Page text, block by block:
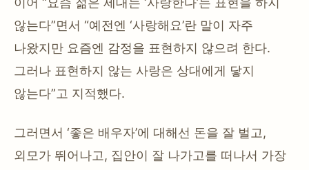
않는다”면서 “예전엔 ‘사랑해요’란 말이 자주
나왔지만 요즘엔 감정을 표현하지 않으려 한다.
그러나 표현하지 않는 사랑은 상대에게 닿지
않는다”고 지적했다.
그러면서 ‘좋은 배우자’에 대해선 돈을 잘 벌고,
외모가 뛰어나고, 집안이 잘 나가고를 떠나서 가장